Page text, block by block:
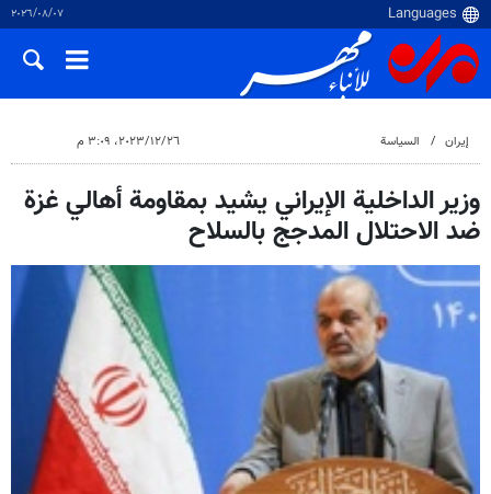
٠٧‏/٠٨‏/٢٠٢٦
إيران السياسة ٢٦‏/١٢‏/٢٠٢٣، ٣:٠٩ م
وزير الداخلية الإيراني يشيد بمقاومة أهالي غزة
ضد الاحتلال المدجج بالسلاح